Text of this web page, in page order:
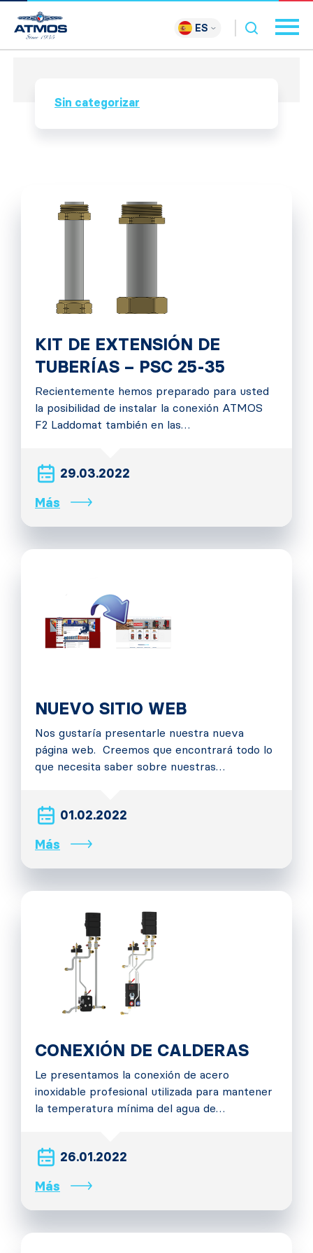
ES
Sin categorizar
KIT DE EXTENSIÓN DE
TUBERÍAS – PSC 25-35
Recientemente hemos preparado para usted
la posibilidad de instalar la conexión ATMOS
F2 Laddomat también en las…
29.03.2022
Más
NUEVO SITIO WEB
Nos gustaría presentarle nuestra nueva
página web. Creemos que encontrará todo lo
que necesita saber sobre nuestras…
01.02.2022
Más
CONEXIÓN DE CALDERAS
Le presentamos la conexión de acero
inoxidable profesional utilizada para mantener
la temperatura mínima del agua de…
26.01.2022
Más